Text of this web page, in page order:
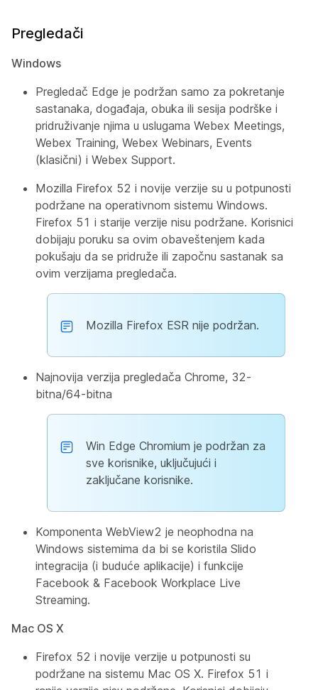
Pregledači
Windows
Pregledač Edge je podržan samo za pokretanje
sastanaka, događaja, obuka ili sesija podrške i
pridruživanje njima u uslugama Webex Meetings,
Webex Training, Webex Webinars, Events
(klasični) i Webex Support.
Mozilla Firefox 52 i novije verzije su u potpunosti
podržane na operativnom sistemu Windows.
Firefox 51 i starije verzije nisu podržane. Korisnici
dobijaju poruku sa ovim obaveštenjem kada
pokušaju da se pridruže ili započnu sastanak sa
ovim verzijama pregledača.
Mozilla Firefox ESR nije podržan.
Najnovija verzija pregledača Chrome, 32-
bitna/64-bitna
Win Edge Chromium je podržan za
sve korisnike, uključujući i
zaključane korisnike.
Komponenta WebView2 je neophodna na
Windows sistemima da bi se koristila Slido
integracija (i buduće aplikacije) i funkcije
Facebook & Facebook Workplace Live
Streaming.
Mac OS X
Firefox 52 i novije verzije u potpunosti su
podržane na sistemu Mac OS X. Firefox 51 i